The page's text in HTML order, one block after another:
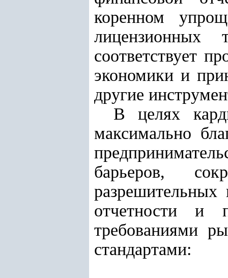
коренном
лицензионных
соответствует
экономики и
другие
В целях
максимально
барьеров,
разрешительных
отчетности и
требованиями
стандартами: